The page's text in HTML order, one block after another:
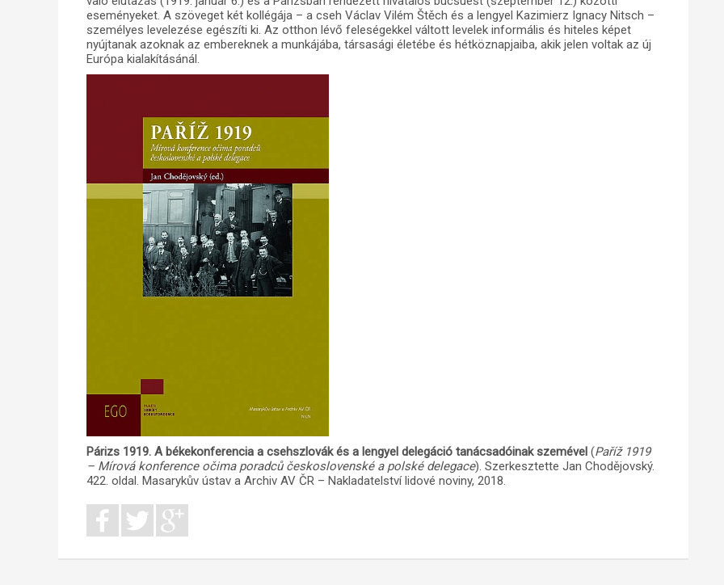
eseményeket. A szöveget két kollégája – a cseh Václav Vilém Štěch és a lengyel Kazimierz Ignacy Nitsch –
személyes levelezése egészíti ki. Az otthon lévő feleségekkel váltott levelek informális és hiteles képet
nyújtanak azoknak az embereknek a munkájába, társasági életébe és hétköznapjaiba, akik jelen voltak az új
Európa kialakításánál.
Párizs 1919. A békekonferencia a csehszlovák és a lengyel delegáció tanácsadóinak szemével (Paříž 1919
– Mírová konference očima poradců československé a polské delegace). Szerkesztette Jan Chodějovský.
422. oldal. Masarykův ústav a Archiv AV ČR – Nakladatelství lidové noviny, 2018.